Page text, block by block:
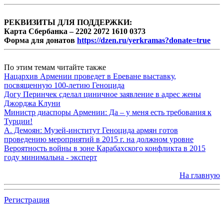
РЕКВИЗИТЫ ДЛЯ ПОДДЕРЖКИ:
Карта Сбербанка – 2202 2072 1610 0373
Форма для донатов https://dzen.ru/yerkramas?donate=true
По этим темам читайте также
Нацархив Армении проведет в Ереване выставку,
посвященную 100-летию Геноцида
Догу Перинчек сделал циничное заявление в адрес жены
Джорджа Клуни
Министр диаспоры Армении: Да – у меня есть требования к
Турции!
А. Демоян: Музей-институт Геноцида армян готов
проведению мероприятий в 2015 г. на должном уровне
Вероятность войны в зоне Карабахского конфликта в 2015
году минимальна - эксперт
На главную
Регистрация